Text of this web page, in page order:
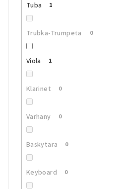
Tuba 1
Trubka-Trumpeta 0
Viola 1
Klarinet 0
Varhany 0
Baskytara 0
Keyboard 0